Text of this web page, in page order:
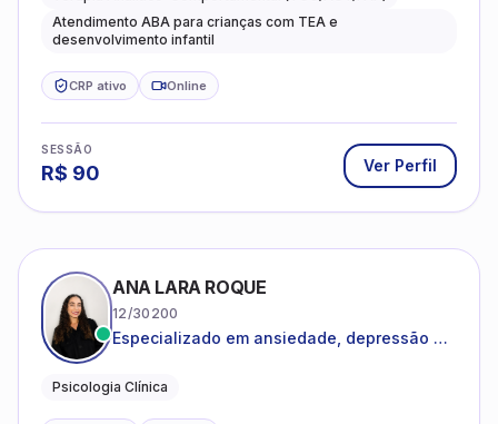
Atendimento ABA para crianças com TEA e
desenvolvimento infantil
CRP ativo Online
SESSÃO
R$ 90 Ver Perfil
ANA LARA ROQUE
12/30200
Especializado em ansiedade, depressão e
Psicologia Clínica